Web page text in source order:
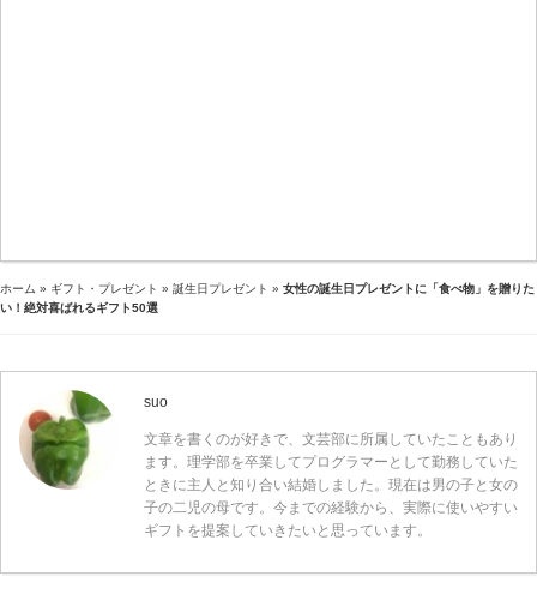
ホーム » ギフト・プレゼント » 誕生日プレゼント » 女性の誕生日プレゼントに「食べ物」を贈りた
い！絶対喜ばれるギフト50選
suo
文章を書くのが好きで、文芸部に所属していたこともあり
ます。理学部を卒業してプログラマーとして勤務していた
ときに主人と知り合い結婚しました。現在は男の子と女の
子の二児の母です。今までの経験から、実際に使いやすい
ギフトを提案していきたいと思っています。